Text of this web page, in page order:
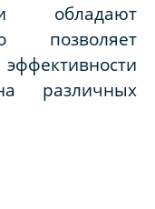
обладают
позволяет
различных